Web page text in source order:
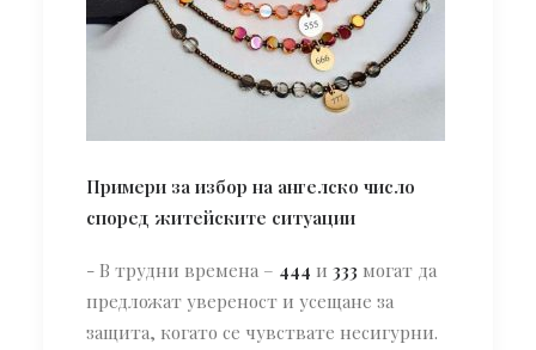
Примери за избор на ангелско число
според житейските ситуации
- В трудни времена – 444 и 333 могат да
предложат увереност и усещане за
защита, когато се чувствате несигурни.